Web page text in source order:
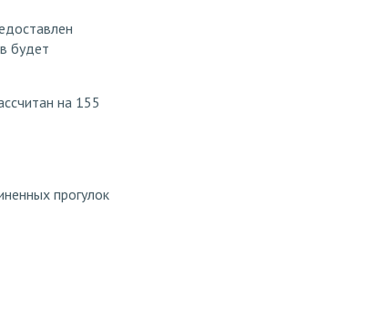
будет
на 155
прогулок